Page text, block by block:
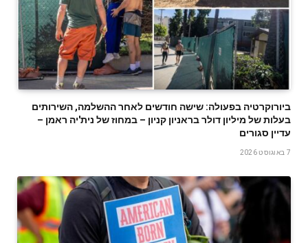
ביורוקרטיה בפעולה: שישה חודשים לאחר ההשלמה, השירותים
בעלות של מיליון דולר בראניון קניון – במחוז של נית'יה ראמן –
עדיין סגורים
7 באוגוסט 2026